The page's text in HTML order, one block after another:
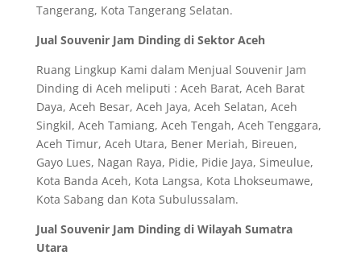
Tangerang, Kota Tangerang Selatan.
Jual Souvenir Jam Dinding di Sektor Aceh
Ruang Lingkup Kami dalam Menjual Souvenir Jam
Dinding di Aceh meliputi : Aceh Barat, Aceh Barat
Daya, Aceh Besar, Aceh Jaya, Aceh Selatan, Aceh
Singkil, Aceh Tamiang, Aceh Tengah, Aceh Tenggara,
Aceh Timur, Aceh Utara, Bener Meriah, Bireuen,
Gayo Lues, Nagan Raya, Pidie, Pidie Jaya, Simeulue,
Kota Banda Aceh, Kota Langsa, Kota Lhokseumawe,
Kota Sabang dan Kota Subulussalam.
Jual Souvenir Jam Dinding di Wilayah Sumatra
Utara